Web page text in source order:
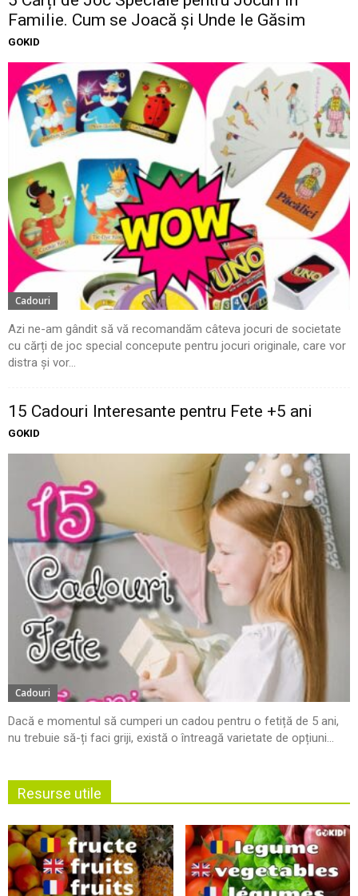
Familie. Cum se Joacă și Unde le Găsim
GOKID
Cadouri
Azi ne-am gândit să vă recomandăm câteva jocuri de societate
cu cărți de joc special concepute pentru jocuri originale, care vor
distra și vor...
15 Cadouri Interesante pentru Fete +5 ani
GOKID
Cadouri
Dacă e momentul să cumperi un cadou pentru o fetiță de 5 ani,
nu trebuie să-ți faci griji, există o întreagă varietate de opțiuni...
Resurse utile